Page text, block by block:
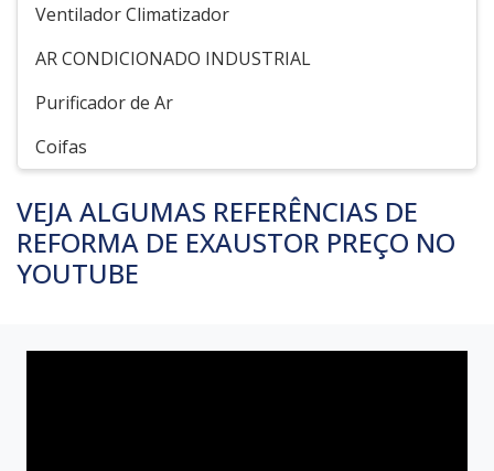
Ventilador Climatizador
AR CONDICIONADO INDUSTRIAL
Purificador de Ar
Coifas
VEJA ALGUMAS REFERÊNCIAS DE
REFORMA DE EXAUSTOR PREÇO NO
YOUTUBE